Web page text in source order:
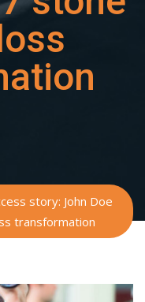
story: John Doe
transformation